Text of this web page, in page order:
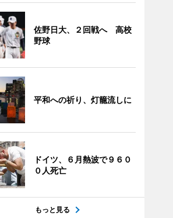
佐野日大、２回戦へ 高校
野球
平和への祈り、灯籠流しに
ドイツ、６月熱波で９６０
０人死亡
もっと見る